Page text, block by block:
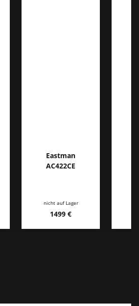
Eastman
AC422CE
nicht auf Lager
1499 €